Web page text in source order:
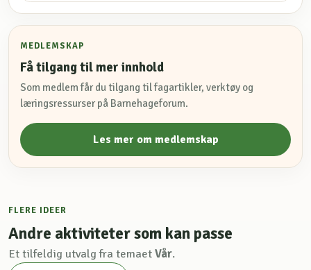
MEDLEMSKAP
Få tilgang til mer innhold
Som medlem får du tilgang til fagartikler, verktøy og
læringsressurser på Barnehageforum.
Les mer om medlemskap
FLERE IDEER
Andre aktiviteter som kan passe
Et tilfeldig utvalg fra temaet Vår.